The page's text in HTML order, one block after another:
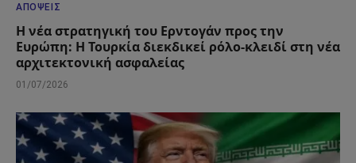
ΑΠΌΨΕΙΣ
Η νέα στρατηγική του Ερντογάν προς την
Ευρώπη: Η Τουρκία διεκδικεί ρόλο-κλειδί στη νέα
αρχιτεκτονική ασφαλείας
01/07/2026